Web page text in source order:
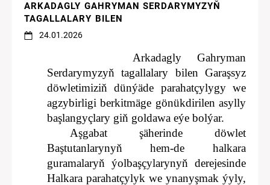
ARKADAGLY GAHRYMAN SERDARYMYZYŇ
TAGALLALARY BILEN
24.01.2026
Arkadagly Gahryman
Serdarymyzyň tagallalary bilen Garaşsyz
döwletimiziň dünýäde parahatçylygy we
agzybirligi berkitmäge gönükdirilen asylly
başlangyçlary giň goldawa eýe bolýar.
Aşgabat şäherinde döwlet
Baştutanlarynyň hem-de halkara
guramalaryň ýolbaşçylarynyň derejesinde
Halkara parahatçylyk we ynanyşmak ýyly,